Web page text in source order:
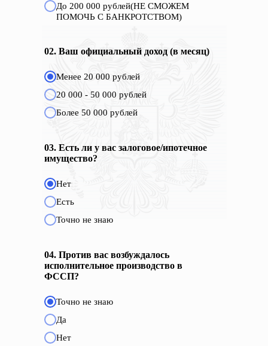
До 200 000 рублей(НЕ СМОЖЕМ
ПОМОЧЬ С БАНКРОТСТВОМ)
02. Ваш официальный доход (в месяц)
Менее 20 000 рублей
20 000 - 50 000 рублей
Более 50 000 рублей
03. Есть ли у вас залоговое/ипотечное
имущество?
Нет
Есть
Точно не знаю
04. Против вас возбуждалось
исполнительное производство в
ФССП?
Точно не знаю
Да
Нет